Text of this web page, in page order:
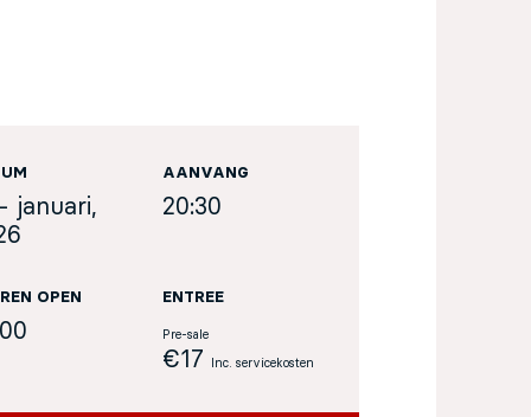
januari,
AANVANG
20:30
OPEN ENTREE
Pre-sale
€17 Inc. servicekosten